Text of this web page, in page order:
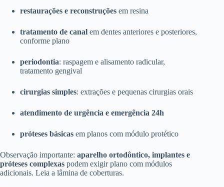
restaurações e reconstruções em resina
tratamento de canal em dentes anteriores e posteriores,
conforme plano
periodontia: raspagem e alisamento radicular,
tratamento gengival
cirurgias simples: extrações e pequenas cirurgias orais
atendimento de urgência e emergência 24h
próteses básicas em planos com módulo protético
Observação importante: aparelho ortodôntico, implantes e
próteses complexas podem exigir plano com módulos
adicionais. Leia a lâmina de coberturas.